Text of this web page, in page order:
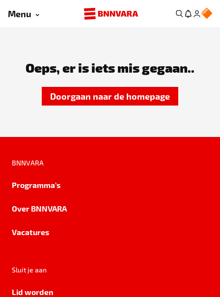
Menu
Oeps, er is iets mis gegaan..
Doorgaan naar de homepage
BNNVARA
Programma's
Over BNNVARA
Vacatures
Sluit je aan
Lid worden